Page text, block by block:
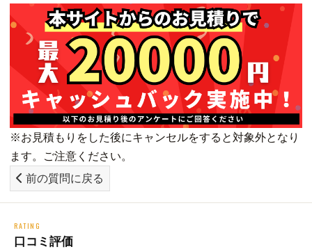
※お見積もりをした後にキャンセルをすると対象外となり
ます。ご注意ください。
前の質問に戻る
RATING
口コミ評価